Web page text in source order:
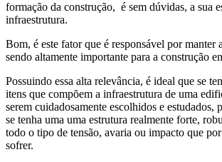
formação da construção, é sem dúvidas, a sua
infraestrutura.
Bom, é este fator que é responsável por manter
sendo altamente importante para a construção
Possuindo essa alta relevância, é ideal que se
itens que compõem a infraestrutura de uma
serem cuidadosamente escolhidos e estudados,
se tenha uma uma estrutura realmente forte,
todo o tipo de tensão, avaria ou impacto que
sofrer.